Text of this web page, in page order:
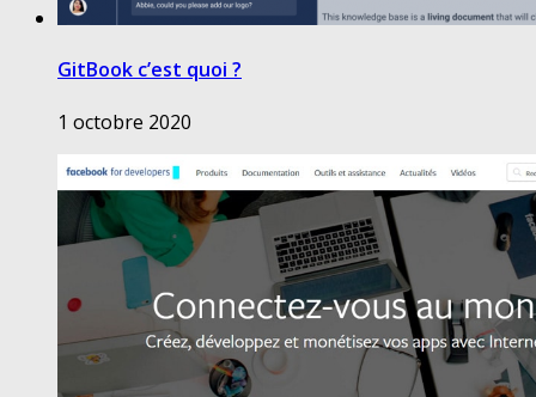
GitBook c’est quoi ?
1 octobre 2020